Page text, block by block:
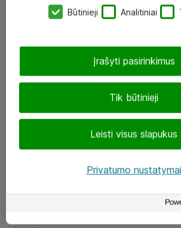
eShop@atea.lt
LinkedIn
Būtinieji Analitiniai
Tik būtinieji
Leisti visus slapukus
Įrašyti pasirinkimus
Privatumo nustatymai